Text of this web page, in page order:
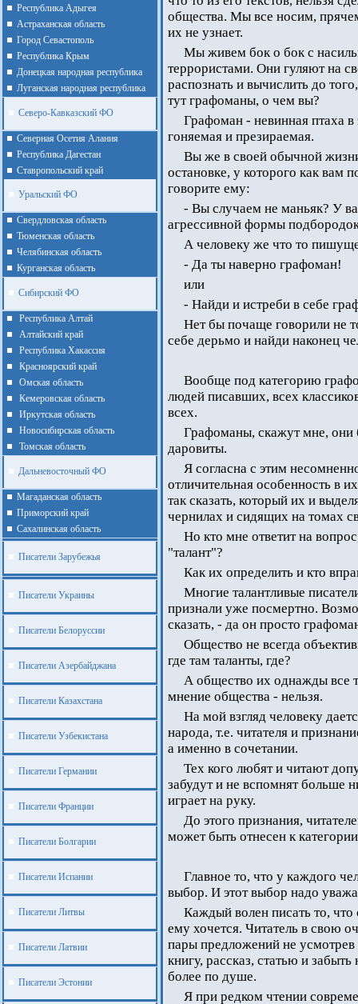
Республика Адыгея
Астраханская область
Город Севастополь
Республика Крым
Донецкая народная республика
Луганская народная республика
Северо-Кавказский ФО
Северная Осетия Алания
Республика Дагестан
Ставропольский край
Уральский ФО
Cвердловская область
Тюменская область
Челябинская область
Курганская область
Сибирский ФО
Республика Алтай
Алтайcкий край
Республика Хакассия
Красноярский край
Омская область
Кемеровская область
Иркутская область
Новосибирская область
Томская область
Дальневосточный ФО
Магаданская область
Приморский край
Cахалинская область
Писатели Зарубежья
Писатели Украины
Писатели Белоруссии
Писатели Азербайджана
Писатели Казахстана
Писатели Узбекистана
Писатели Германии
Писатели Франции
Писатели Болгарии
Писатели Испании
Писатели Литвы
Писатели Латвии
Писатели Эстонии
общества. Мы все носим,
их не узнает.
Мы живем бок о бок с
террористами. Они гуляют на
распознать и вычислить до
тут графоманы, о чем вы?
Графоман - невинная птаха
гоняемая и презираемая.
Вы же в своей обычной
остановке, у которого как вам
говорите ему:
- Вы случаем не маньяк? У
агрессивной формы
А человеку же что то
- Да ты наверно графоман!
или
- Найди и истреби в себе
Нет бы почаще говорили не
себе дерьмо и найди наконец
Вообще под категорию
людей писавших, всех
всех.
Графоманы, скажут мне, они
даровиты.
Я согласна с этим
отличительная особенность в
так сказать, который их и
чернилах и сидящих на томах
Но кто мне ответит на
"талант"?
Как их определить и кто
Многие талантливые
признали уже посмертно.
сказать, - да он просто
Общество не всегда
где там таланты, где?
А общество их однажды все
мнение общества - нельзя.
На мой взгляд человеку
народа, т.е. читателя и
а именно в сочетании.
Тех кого любят и читают
забудут и не вспомнят больше
играет на руку.
До этого признания,
может быть отнесен к
Главное то, что у каждого
выбор. И этот выбор надо
Каждый волен писать то,
ему хочется. Читатель в свою
пары предложений не усмотрев
книгу, рассказ, статью и
более по душе.
Я при редком чтении